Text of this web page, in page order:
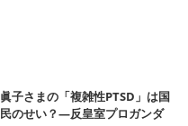
眞子さまの「複雑性PTSD」は国
民のせい？―反皇室プロガンダ